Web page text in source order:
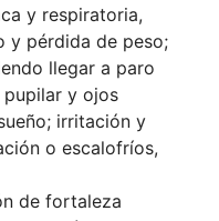
y respiratoria,
y pérdida de peso;
llegar a paro
y ojos
irritación y
o escalofríos,
de fortaleza